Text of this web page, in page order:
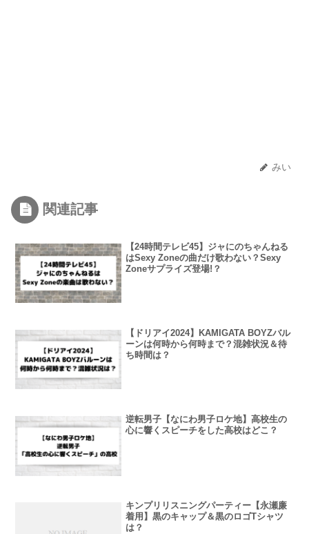
みい
関連記事
【24時間テレビ45】ジャにのちゃんねる
はSexy Zoneの曲だけ歌わない？Sexy
Zoneサプライズ登場!？
【ドリアイ2024】KAMIGATA BOYZバル
ーンは何時から何時まで？混雑状況＆待
ち時間は？
逆転男子【なにわ男子ロケ地】高校生の
心に響くスピーチをした高校はどこ？
キンプリリスニングパーティー【永瀬廉
着用】黒のキャップ＆黒のロゴTシャツ
は？